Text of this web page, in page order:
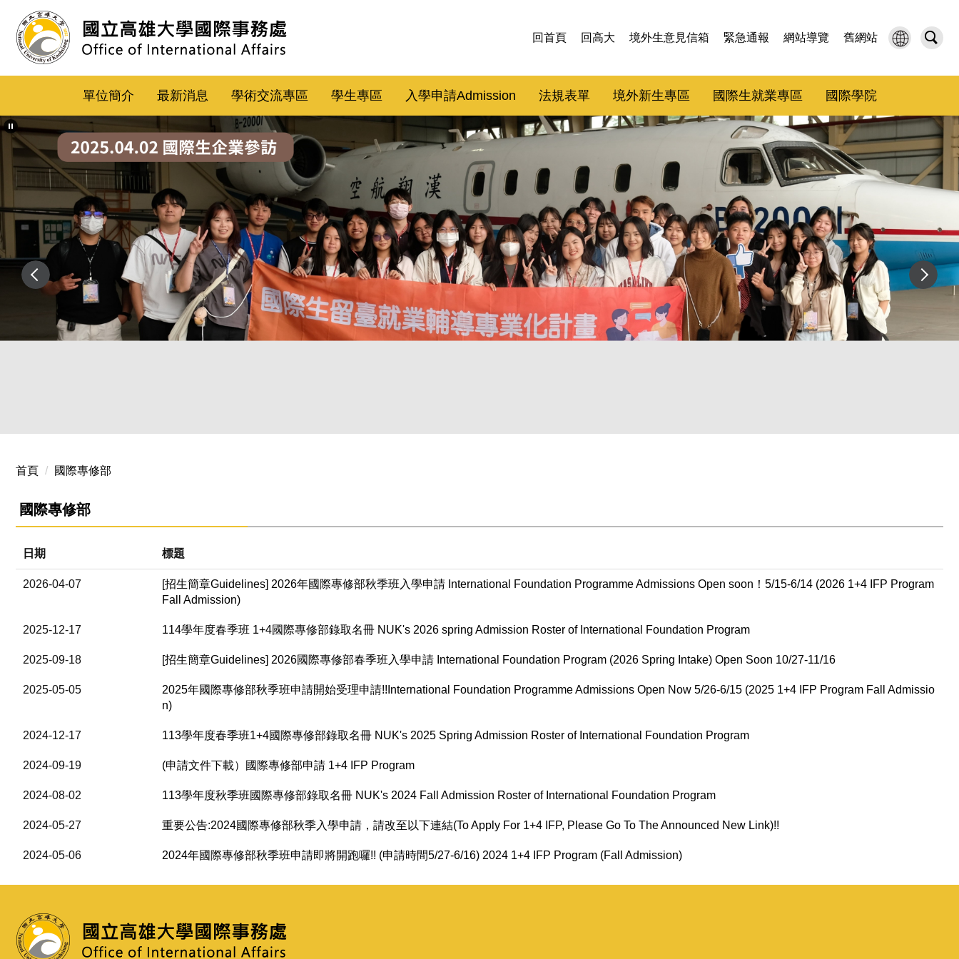
到
主
內
區
回首頁 回高大 境外生意見信箱 緊急通報 網站導覽 舊網站
單位簡介 最新消息 學術交流專區 學生專區 入學申請Admission 法規表單 境外新生專區 國際生就業專區 國際學院
首頁 國際專修部
國際專修部
日期 標題
2026-04-07
[招生簡章Guidelines] 2026年國際專修部秋季班入學申請 International Foundation Programme Admissions Open soon！5/15-6/14 (2026 1+4 IFP Program
Fall Admission)
2025-12-17 114學年度春季班 1+4國際專修部錄取名冊 NUK's 2026 spring Admission Roster of International Foundation Program
2025-09-18 [招生簡章Guidelines] 2026國際專修部春季班入學申請 International Foundation Program (2026 Spring Intake) Open Soon 10/27-11/16
2025-05-05
2025年國際專修部秋季班申請開始受理申請!!International Foundation Programme Admissions Open Now 5/26-6/15 (2025 1+4 IFP Program Fall Admissio
n)
2024-12-17 113學年度春季班1+4國際專修部錄取名冊 NUK's 2025 Spring Admission Roster of International Foundation Program
2024-09-19 (申請文件下載）國際專修部申請 1+4 IFP Program
2024-08-02 113學年度秋季班國際專修部錄取名冊 NUK's 2024 Fall Admission Roster of International Foundation Program
2024-05-27 重要公告:2024國際專修部秋季入學申請，請改至以下連結(To Apply For 1+4 IFP, Please Go To The Announced New Link)!!
2024-05-06 2024年國際專修部秋季班申請即將開跑囉!! (申請時間5/27-6/16) 2024 1+4 IFP Program (Fall Admission)